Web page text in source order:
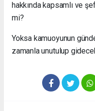
hakkında kapsamlı ve
mi?
Yoksa kamuoyunun
zamanla unutulup